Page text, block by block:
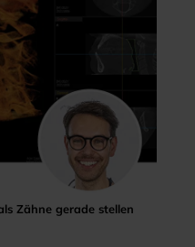
Zähne gerade stellen